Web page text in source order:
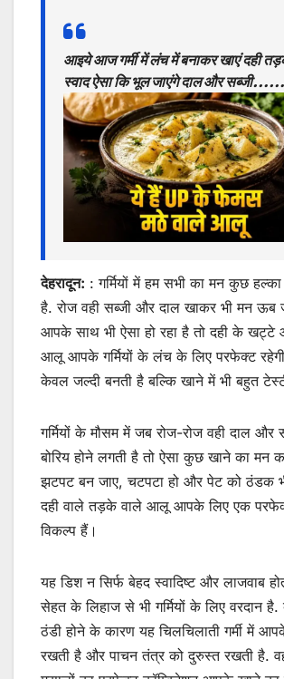
at
s
A
p
p
e
b
o
o
k
er l
s
e
n
g
er
e
आइये आज गर्मी में लंच में बनाकर खाएं दही
स्वाद ऐसा कि भूल जाएंगे दाल और सब्जी……
देहरादून: : गर्मियों में हम सभी का मन कुछ
है. रोज वही सब्जी और दाल खाकर भी मन ऊब
आपके साथ भी ऐसा हो रहा है तो दही के
आलू आपके गर्मियों के लंच के लिए परफेक्ट
केवल जल्दी बनती है बल्कि खाने में भी बहुत
गर्मियों के मौसम में जब रोज-रोज वही दाल और
बोरिय होने लगती है तो ऐसा कुछ खाने का मन
झटपट बन जाए, चटपटा हो और पेट को ठंडक
दही वाले तड़के वाले आलू आपके लिए एक
विकल्प हैं।
यह डिश न सिर्फ बेहद स्वादिष्ट और लाजवाब
सेहत के लिहाज से भी गर्मियों के लिए वरदान है.
ठंडी होने के कारण यह चिलचिलाती गर्मी में
रखती है और पाचन तंत्र को दुरुस्त रखती है.